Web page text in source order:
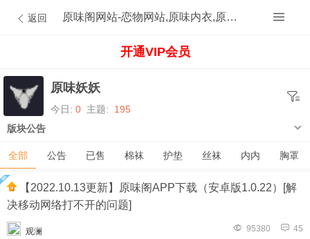
返回 原味阁网站-恋物网站,原味内衣,原味内裤,原味丝袜,原味内内,原味MM,原味原创的原味论坛
开通VIP会员
原味妖妖
今日: 0 主题:
195
版块公告
全部 公告 已售 棉袜 护垫 丝袜 内内 胸罩
决移动网络打不开的问题]
观澜 95380 45